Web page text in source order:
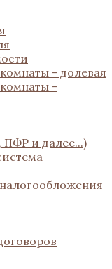
- долевая
-
ПФР и далее...)